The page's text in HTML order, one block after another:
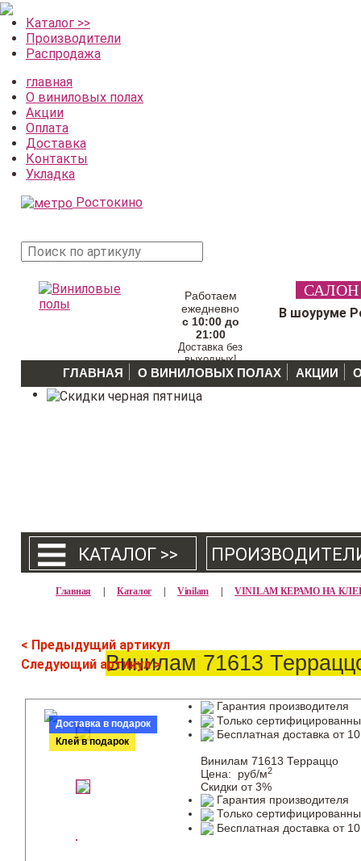
Каталог >>
Производители
Распродажа
главная
О виниловых полах
Акции
Оплата
Доставка
Контакты
Укладка
Ростокино
товара
Работаем
ежедневно
с 10:00 до
21:00
Доставка без
выходных!
В шоуруме
ГЛАВНАЯ О ВИНИЛОВЫХ ПОЛАХ АКЦИИ
КАТАЛОГ >>
Главная Каталог Vinilam VINILAM КЕРАМО НА
< Предыдущий артикул
Следующий артикул >Винилам 71613
Доставка в подарок
Клей в подарок
Гарантия производителя
Только
Бесплатная доставка от
Винилам 71613 Терраццо
Цена:
руб/м2
Скидки от 3%
Гарантия производителя
Только
Бесплатная доставка от